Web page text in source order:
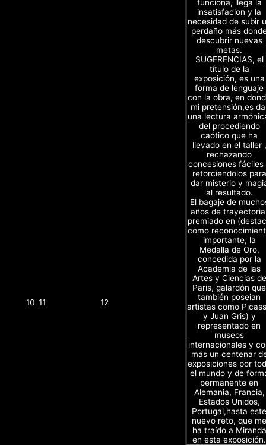
10 11 12
funciona, llega la
insatisfacion y la
necesidad de subir
perdaño más
descubrir nuevas
metas.
SUGERENCIAS, el
título de la
exposición, es una
forma de lenguaje
con la obra, en
mi pretensión,es
una lectura
del procediendo
caótico que ha
llevado en el taller ,
rechazando
concesiones fáciles
retorciendolos para
dar misterio y
al resultado.
El bagaje de
años de
premiado en
como
importante, la
Medalla de Oro,
concedida por la
Academia de las
Artes y Ciencias de
Paris, galardón que
también poseian
artistas como
y Juan Gris) y
representado en
museos
internacionales y
más un centenar
exposiciones por
el mundo y de
permanente en
Alemania, Francia,
Estados Unidos,
Portugal,hasta este
nuevo reto, que me
ha traído a Miranda
en esta exposición.